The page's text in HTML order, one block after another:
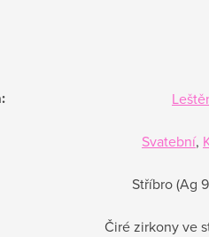
:
Svatební,
Stříbro (Ag
Čiré zirkony ve